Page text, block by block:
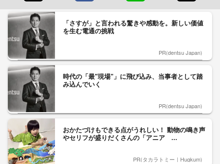
「さすが」と言われる驚きや感動を。新しい価値
を生む電通の挑戦
PR(dentsu Japan)
時代の「最"現場"」に飛び込み、当事者として踏
み込んでいく
PR(dentsu Japan)
おかたづけもできる点がうれしい！ 動物の鳴き声
やセリフが盛りだくさんの「アニア ...
PR(タカラトミー｜Hugkum)